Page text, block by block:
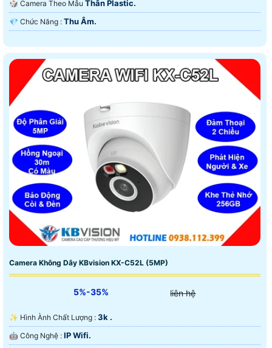
🎲 Camera Theo Mẫu Thân Plastic.
️💎 Chức Năng : Thu Âm.
Camera Không Dây KBvision KX-C52L (5MP)
5%-35% liên hệ
✨ Hình Ành Chất Lượng : 3k .
🤖️ Công Nghệ : IP Wifi.